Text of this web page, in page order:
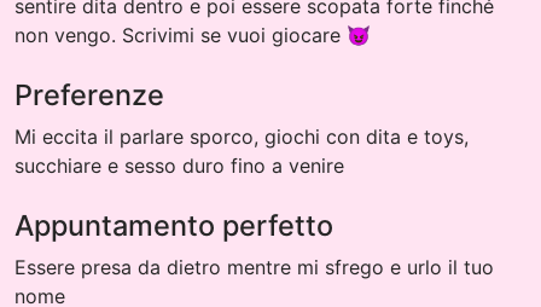
sentire dita dentro e poi essere scopata forte finché
non vengo. Scrivimi se vuoi giocare 😈
Preferenze
Mi eccita il parlare sporco, giochi con dita e toys,
succhiare e sesso duro fino a venire
Appuntamento perfetto
Essere presa da dietro mentre mi sfrego e urlo il tuo
nome